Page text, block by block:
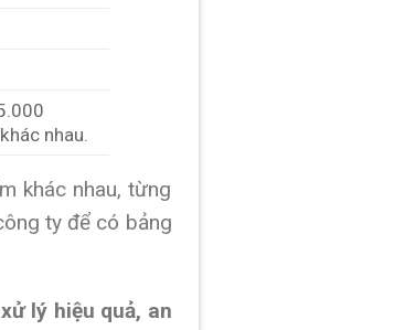
nhau.
khác nhau, từng
ty để có bảng
lý hiệu quả, an